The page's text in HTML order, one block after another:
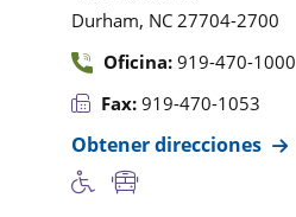
Durham, NC 27704-2700
Oficina: 919-470-1000
Fax: 919-470-1053
Obtener direcciones